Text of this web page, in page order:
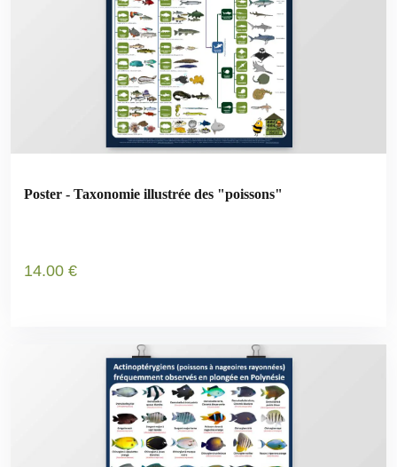
Poster - Taxonomie illustrée des "poissons"
14.00 €